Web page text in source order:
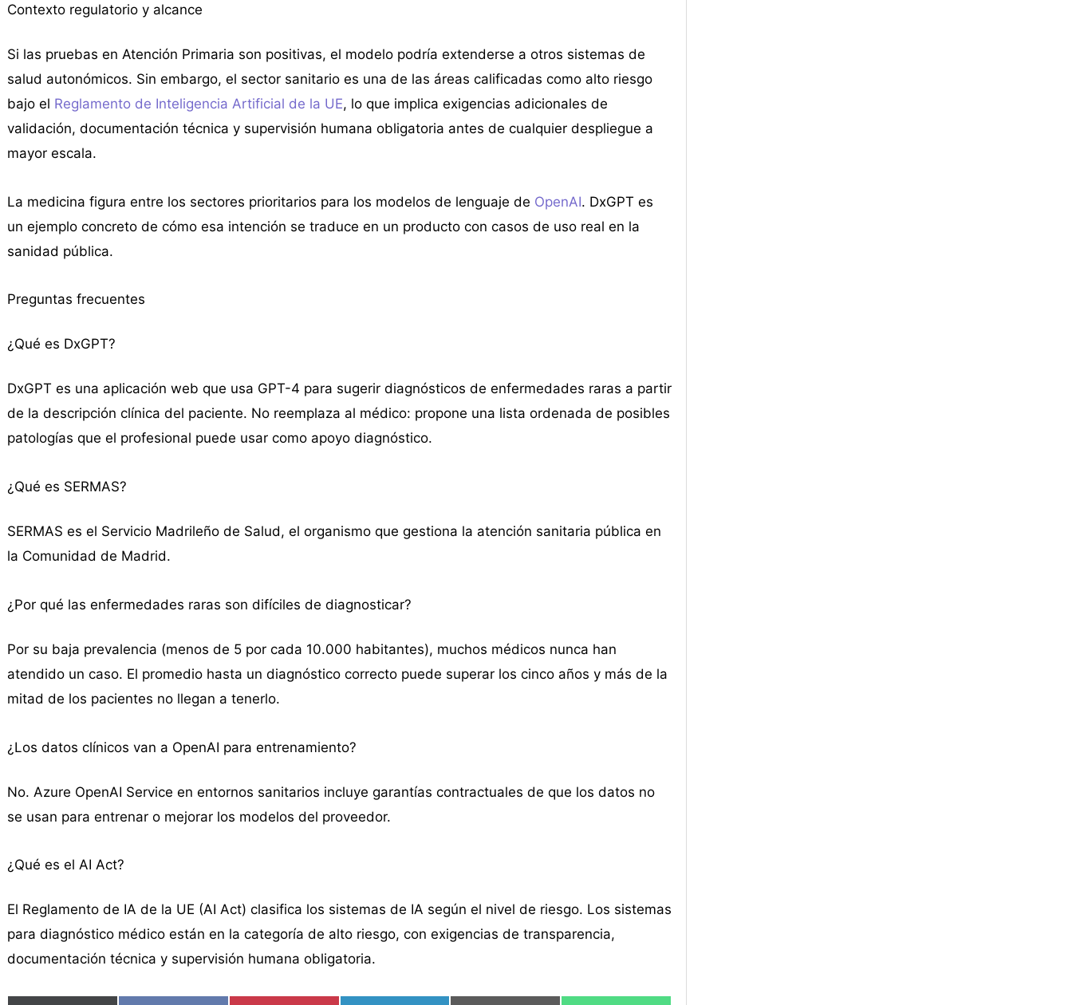
Contexto regulatorio y alcance
Si las pruebas en Atención Primaria son positivas, el modelo podría extenderse a otros sistemas de
salud autonómicos. Sin embargo, el sector sanitario es una de las áreas calificadas como alto riesgo
bajo el Reglamento de Inteligencia Artificial de la UE, lo que implica exigencias adicionales de
validación, documentación técnica y supervisión humana obligatoria antes de cualquier despliegue a
mayor escala.
La medicina figura entre los sectores prioritarios para los modelos de lenguaje de OpenAI. DxGPT es
un ejemplo concreto de cómo esa intención se traduce en un producto con casos de uso real en la
sanidad pública.
Preguntas frecuentes
¿Qué es DxGPT?
DxGPT es una aplicación web que usa GPT-4 para sugerir diagnósticos de enfermedades raras a partir
de la descripción clínica del paciente. No reemplaza al médico: propone una lista ordenada de posibles
patologías que el profesional puede usar como apoyo diagnóstico.
¿Qué es SERMAS?
SERMAS es el Servicio Madrileño de Salud, el organismo que gestiona la atención sanitaria pública en
la Comunidad de Madrid.
¿Por qué las enfermedades raras son difíciles de diagnosticar?
Por su baja prevalencia (menos de 5 por cada 10.000 habitantes), muchos médicos nunca han
atendido un caso. El promedio hasta un diagnóstico correcto puede superar los cinco años y más de la
mitad de los pacientes no llegan a tenerlo.
¿Los datos clínicos van a OpenAI para entrenamiento?
No. Azure OpenAI Service en entornos sanitarios incluye garantías contractuales de que los datos no
se usan para entrenar o mejorar los modelos del proveedor.
¿Qué es el AI Act?
El Reglamento de IA de la UE (AI Act) clasifica los sistemas de IA según el nivel de riesgo. Los sistemas
para diagnóstico médico están en la categoría de alto riesgo, con exigencias de transparencia,
documentación técnica y supervisión humana obligatoria.